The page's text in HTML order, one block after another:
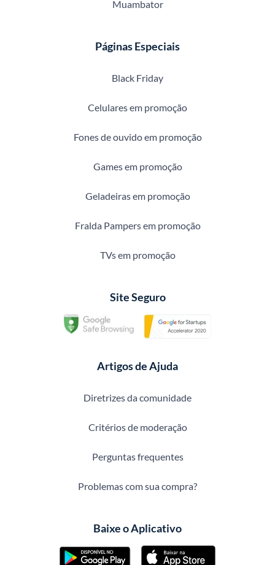
Muambator
Páginas Especiais
Black Friday
Celulares em promoção
Fones de ouvido em promoção
Games em promoção
Geladeiras em promoção
Fralda Pampers em promoção
TVs em promoção
Site Seguro
Artigos de Ajuda
Diretrizes da comunidade
Critérios de moderação
Perguntas frequentes
Problemas com sua compra?
Baixe o Aplicativo